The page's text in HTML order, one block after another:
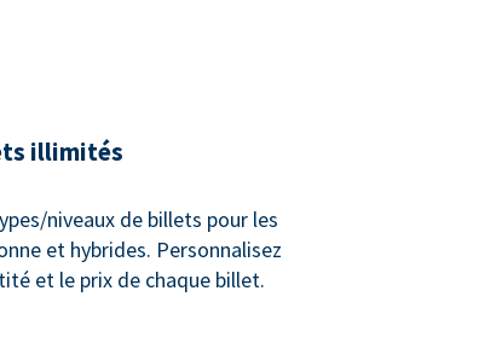
illimités
niveaux de billets pour les
et hybrides. Personnalisez
et le prix de chaque billet.